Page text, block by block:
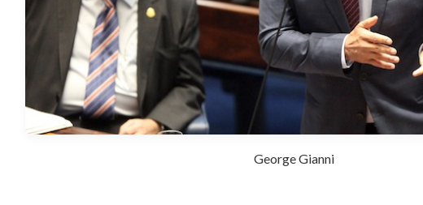
George Gianni